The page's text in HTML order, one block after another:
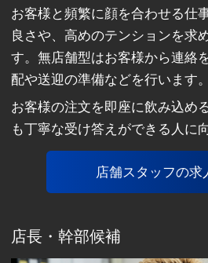
お客様と頻繁に顔を合わせる仕
良さや、高めのテンションを求
す。無店舗型はお客様から連絡
配や送迎の準備などを行います。
お客様の注文を即座に飲み込め
も丁寧な受け答えができる人に
店舗スタッフの求
店長・幹部候補